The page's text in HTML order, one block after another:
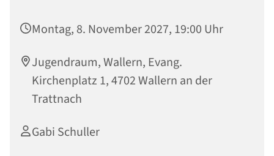
Montag, 8. November 2027, 19:00 Uhr
Jugendraum, Wallern, Evang.
Kirchenplatz 1, 4702 Wallern an der
Trattnach
Gabi Schuller